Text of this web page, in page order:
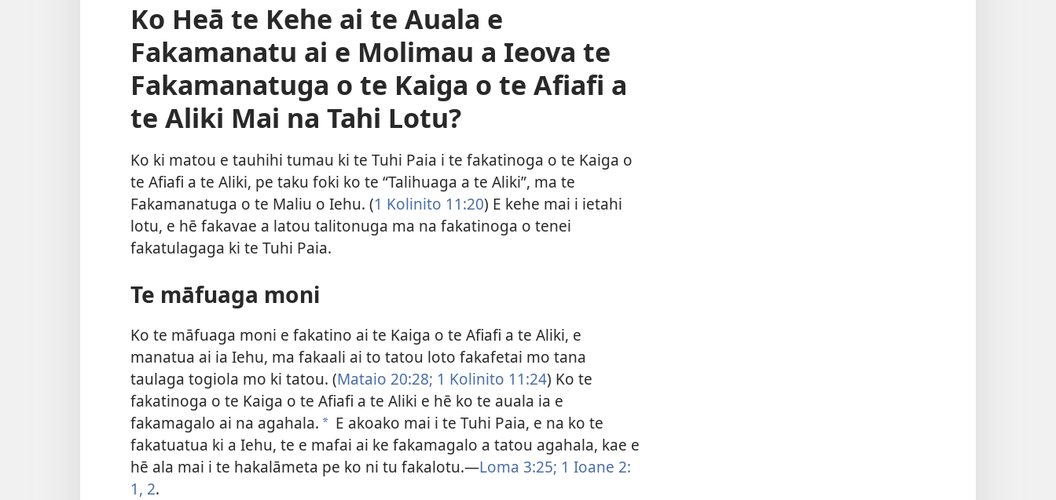
Ko Heā te Kehe ai te Auala e
Fakamanatu ai e Molimau a Ieova te
Fakamanatuga o te Kaiga o te Afiafi a
te Aliki Mai na Tahi Lotu?
Ko ki matou e tauhihi tumau ki te Tuhi Paia i te fakatinoga o te Kaiga o
te Afiafi a te Aliki, pe taku foki ko te “Talihuaga a te Aliki”, ma te
Fakamanatuga o te Maliu o Iehu. (1 Kolinito 11:20) E kehe mai i ietahi
lotu, e hē fakavae a latou talitonuga ma na fakatinoga o tenei
fakatulagaga ki te Tuhi Paia.
Te māfuaga moni
Ko te māfuaga moni e fakatino ai te Kaiga o te Afiafi a te Aliki, e
manatua ai ia Iehu, ma fakaali ai to tatou loto fakafetai mo tana
taulaga togiola mo ki tatou. (Mataio 20:28; 1 Kolinito 11:24) Ko te
fakatinoga o te Kaiga o te Afiafi a te Aliki e hē ko te auala ia e
fakamagalo ai na agahala. a E akoako mai i te Tuhi Paia, e na ko te
fakatuatua ki a Iehu, te e mafai ai ke fakamagalo a tatou agahala, kae e
hē ala mai i te hakalāmeta pe ko ni tu fakalotu.​—Loma 3:​25; 1 Ioane 2:​
1, 2.